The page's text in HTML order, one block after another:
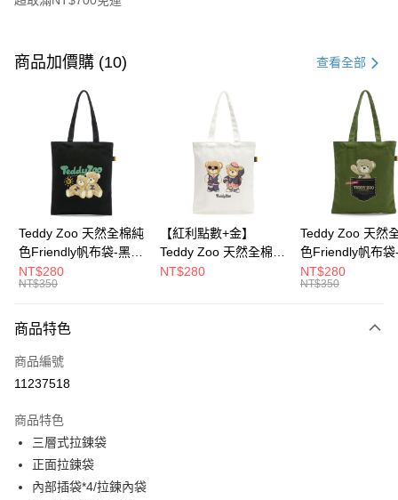
信用卡一次付款
超商取貨付款
Apple Pay
街口支付
大哥付你分期
相關說明
2.付款方式選擇「大哥付你分期」，訂單成立後會自動跳轉到大哥付的交易
成交易。
3.實際核准額度、可分期數及費用金額請依後續交易確認頁面所載為準。
消。如遇「轉專審核」未通過狀況，表示未達大哥付你分期系統評分，恕無
法說明評估內容。
【繳款方式說明】
1.分期款項不併入電信帳單，「大哥付你分期」於每月結算日後寄送繳費提
2.透過簡訊連結打開帳單後，可選擇「超商條碼／台灣大直營門市／銀行轉
運送方式
全家取貨付款
付款後全家取貨
每筆NT$100，滿NT$700(含以上)免運費
商品加價購 (10) 查看全部
Teddy Zoo 天然全棉純
色Friendly帆布袋-黑色
(TZB107)
NT$280
NT$350
【紅利點數+金】
Teddy Zoo 天然全棉純
色Friendly帆布袋-白色
NT$280
Teddy Zoo 天然
色Friendly帆布袋
色(TZB107)
NT$280
NT$350
商品特色
商品編號
11237518
商品特色
三層式拉鍊袋
正面拉鍊袋
內部插袋*4/拉鍊內袋